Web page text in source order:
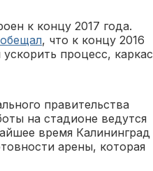
к концу 2017 года.
, что к концу 2016
процесс, каркас
правительства
на стадионе ведутся
время Калининград
арены, которая